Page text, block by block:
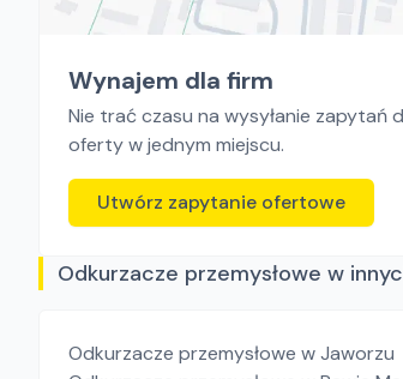
Wynajem dla firm
Nie trać czasu na wysyłanie zapytań
oferty w jednym miejscu.
Utwórz zapytanie ofertowe
Odkurzacze przemysłowe w
Odkurzacze przemysłowe w Jaworzu